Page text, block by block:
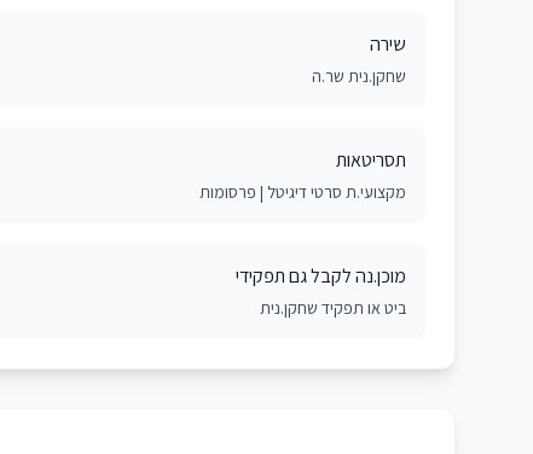
שירה
שחקן.נית שר.ה
תסריטאות
מקצועי.ת סרטי דיגיטל | פרסומות
מוכן.נה לקבל גם תפקידי
ביט או תפקיד שחקן.נית